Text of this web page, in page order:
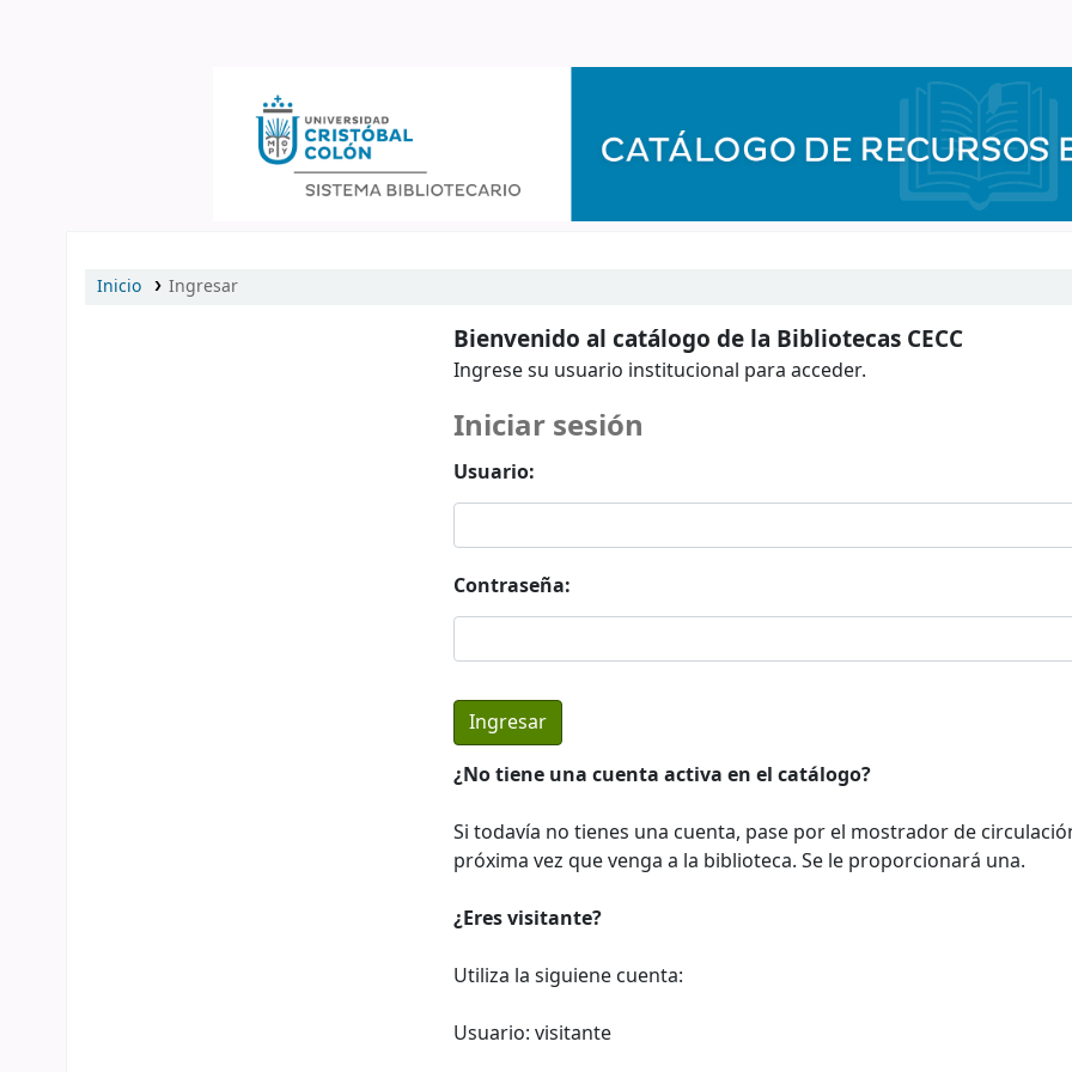
Inicio Ingresar
Bienvenido al catálogo de la Bibliotecas CECC
Ingrese su usuario institucional para acceder.
Iniciar sesión
Usuario:
Contraseña:
¿No tiene una cuenta activa en el catálogo?
Si todavía no tienes una cuenta, pase por el mostrador de
próxima vez que venga a la biblioteca. Se le proporcionará una.
¿Eres visitante?
Utiliza la siguiene cuenta:
Usuario: visitante